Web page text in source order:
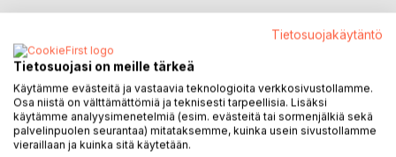
Lisää muistilistalle
Arvostele tuote
Tietosuojakäytäntö
Tietosuojasi on meille tärkeä
Käytämme evästeitä ja vastaavia teknologioita verkkosivustollamme.
Osa niistä on välttämättömiä ja teknisesti tarpeellisia. Lisäksi
käytämme analyysimenetelmiä (esim. evästeitä tai sormenjälkiä sekä
palvelinpuolen seurantaa) mitataksemme, kuinka usein sivustollamme
vieraillaan ja kuinka sitä käytetään.